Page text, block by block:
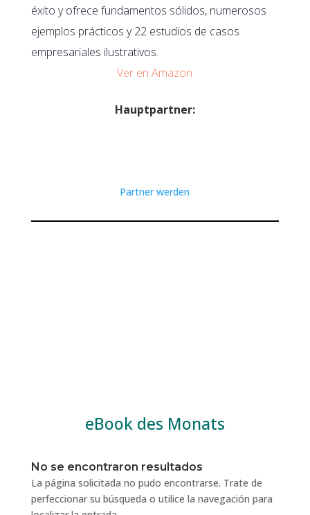
éxito y ofrece fundamentos sólidos, numerosos
ejemplos prácticos y 22 estudios de casos
empresariales ilustrativos.
Ver en Amazon
Hauptpartner:
Partner werden
eBook des Monats
No se encontraron resultados
La página solicitada no pudo encontrarse. Trate de
perfeccionar su búsqueda o utilice la navegación para